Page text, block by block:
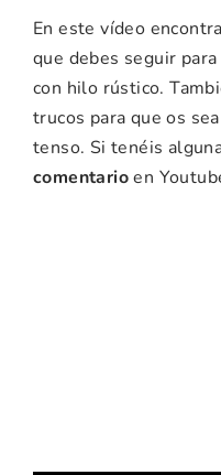
En este vídeo
que debes seguir
con hilo rústico.
trucos para que os
tenso. Si tenéis
comentarioen